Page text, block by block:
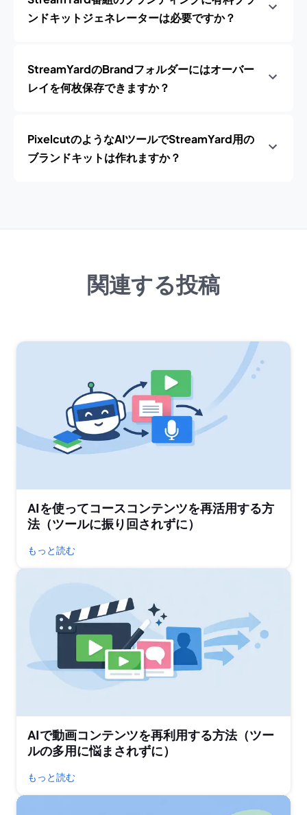
ンドキットジェネレーターは必要ですか？
StreamYardのBrandフォルダーにはオーバー
レイを何枚保存できますか？
PixelcutのようなAIツールでStreamYard用の
ブランドキットは作れますか？
関連する投稿
AIを使ってコースコンテンツを再活用する方
法（ツールに振り回されずに）
もっと読む
AIで動画コンテンツを再利用する方法（ツー
ルの多用に悩まされずに）
もっと読む